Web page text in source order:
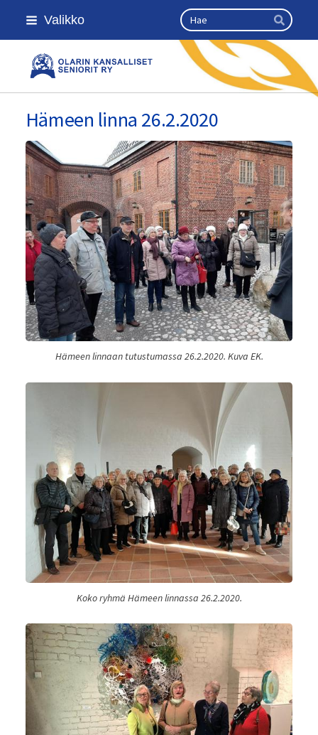
Siirry
sivun
Valikko Haku
Hae
Olarin kansalliset seniorit ry
Hämeen linna 26.2.2020
Hämeen linnaan tutustumassa 26.2.2020. Kuva EK.
Koko ryhmä Hämeen linnassa 26.2.2020.